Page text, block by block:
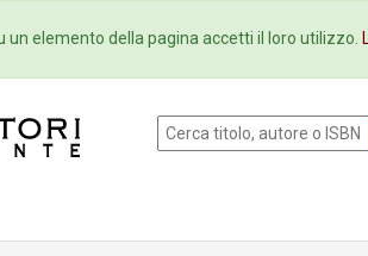
Newsletter Ebookstore
elemento della pagina accetti il loro utilizzo.